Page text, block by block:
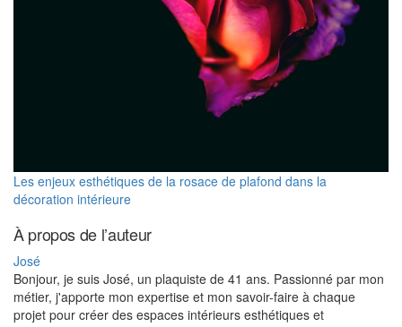
Les enjeux esthétiques de la rosace de plafond dans la
décoration intérieure
À propos de l’auteur
José
Bonjour, je suis José, un plaquiste de 41 ans. Passionné par mon
métier, j'apporte mon expertise et mon savoir-faire à chaque
projet pour créer des espaces intérieurs esthétiques et